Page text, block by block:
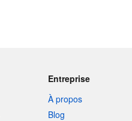
Entreprise
À propos
Blog